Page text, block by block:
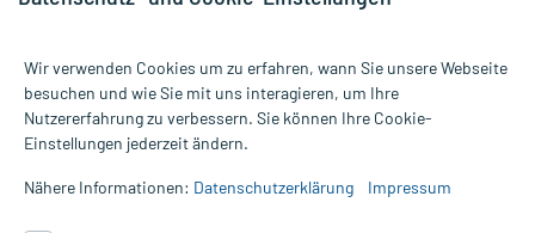
Alle Preise gelten inkl. MwSt., ggf. zzgl. Versandkosten
Informationen auf dieser Website werden ausschließlich für
die Untersuchung und Behandlung durch einen Arzt. Bitte
Wir verwenden Cookies um zu erfahren, wann Sie unsere Webseite
besuchen und wie Sie mit uns interagieren, um Ihre
Nutzererfahrung zu verbessern. Sie können Ihre Cookie-
Einstellungen jederzeit ändern.
Nähere Informationen: Datenschutzerklärung Impressum